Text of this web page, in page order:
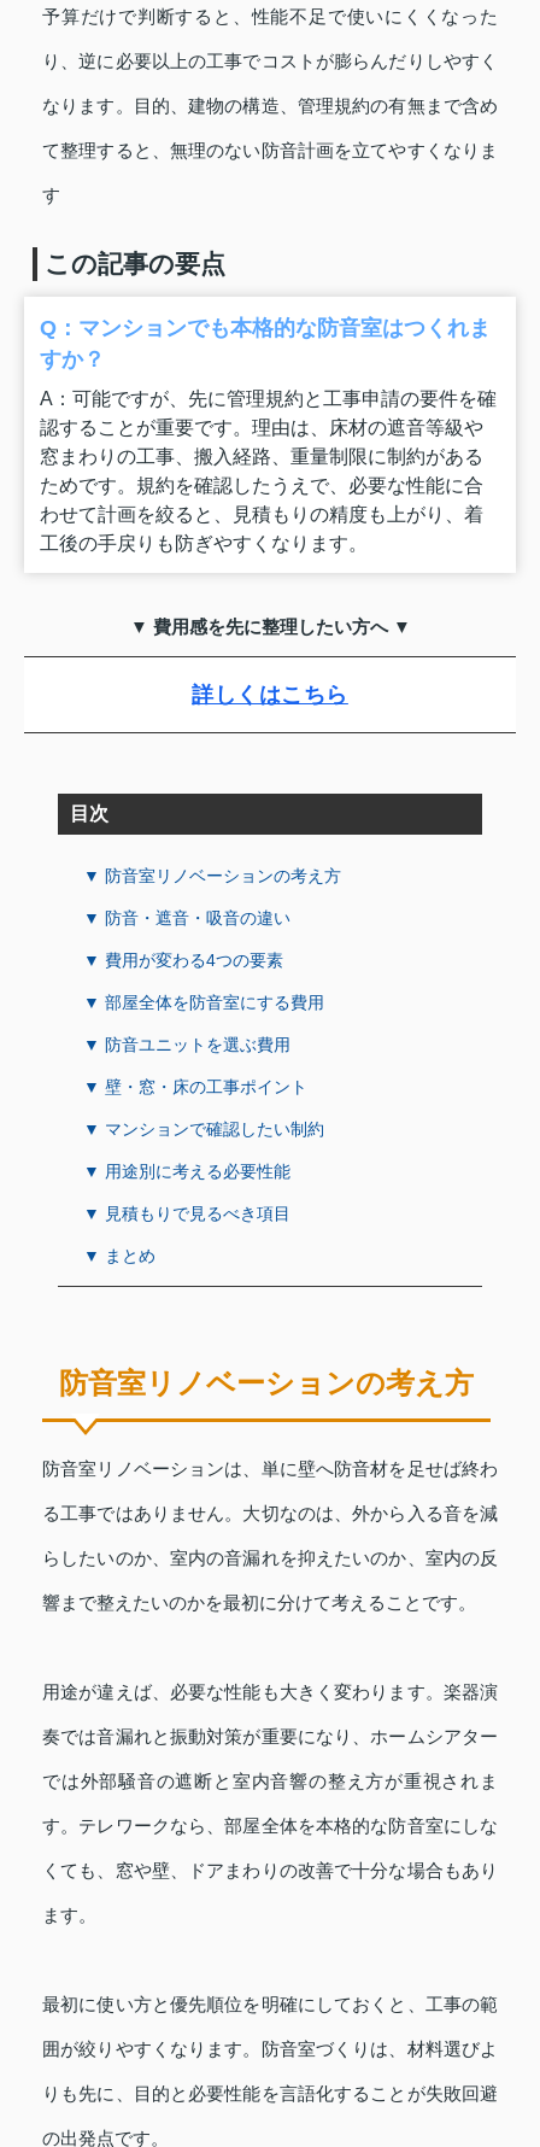
予算だけで判断すると、性能不足で使いにくくなった
り、逆に必要以上の工事でコストが膨らんだりしやすく
なります。目的、建物の構造、管理規約の有無まで含め
て整理すると、無理のない防音計画を立てやすくなりま
す
この記事の要点
Q：マンションでも本格的な防音室はつくれま
すか？
A：可能ですが、先に管理規約と工事申請の要件を確
認することが重要です。理由は、床材の遮音等級や
窓まわりの工事、搬入経路、重量制限に制約がある
ためです。規約を確認したうえで、必要な性能に合
わせて計画を絞ると、見積もりの精度も上がり、着
工後の手戻りも防ぎやすくなります。
▼ 費用感を先に整理したい方へ ▼
詳しくはこちら
目次
▼ 防音室リノベーションの考え方
▼ 防音・遮音・吸音の違い
▼ 費用が変わる4つの要素
▼ 部屋全体を防音室にする費用
▼ 防音ユニットを選ぶ費用
▼ 壁・窓・床の工事ポイント
▼ マンションで確認したい制約
▼ 用途別に考える必要性能
▼ 見積もりで見るべき項目
▼ まとめ
防音室リノベーションの考え方
防音室リノベーションは、単に壁へ防音材を足せば終わ
る工事ではありません。大切なのは、外から入る音を減
らしたいのか、室内の音漏れを抑えたいのか、室内の反
響まで整えたいのかを最初に分けて考えることです。
用途が違えば、必要な性能も大きく変わります。楽器演
奏では音漏れと振動対策が重要になり、ホームシアター
では外部騒音の遮断と室内音響の整え方が重視されま
す。テレワークなら、部屋全体を本格的な防音室にしな
くても、窓や壁、ドアまわりの改善で十分な場合もあり
ます。
最初に使い方と優先順位を明確にしておくと、工事の範
囲が絞りやすくなります。防音室づくりは、材料選びよ
りも先に、目的と必要性能を言語化することが失敗回避
の出発点です。